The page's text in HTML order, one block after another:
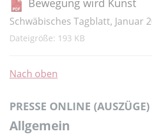
Bewegung wird Kunst
Schwäbisches Tagblatt, Januar
Dateigröße: 193 KB
Nach oben
PRESSE ONLINE (AUSZÜGE)
Allgemein